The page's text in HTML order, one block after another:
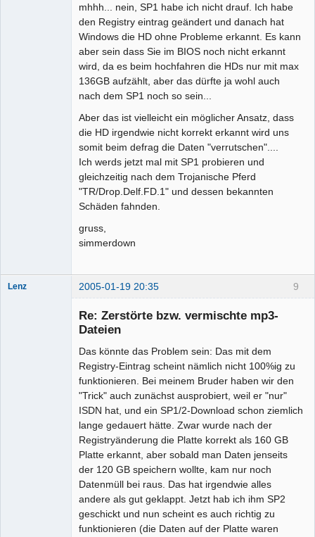
mhhh... nein, SP1 habe ich nicht drauf. Ich habe
den Registry eintrag geändert und danach hat
Windows die HD ohne Probleme erkannt. Es kann
aber sein dass Sie im BIOS noch nicht erkannt
wird, da es beim hochfahren die HDs nur mit max
136GB aufzählt, aber das dürfte ja wohl auch
nach dem SP1 noch so sein...
Aber das ist vielleicht ein möglicher Ansatz, dass
die HD irgendwie nicht korrekt erkannt wird uns
somit beim defrag die Daten "verrutschen"....
Ich werds jetzt mal mit SP1 probieren und
gleichzeitig nach dem Trojanische Pferd
"TR/Drop.Delf.FD.1" und dessen bekannten
Schäden fahnden.
gruss,
simmerdown
9
Lenz 2005-01-19 20:35
Re: Zerstörte bzw. vermischte mp3-
Dateien
Das könnte das Problem sein: Das mit dem
Registry-Eintrag scheint nämlich nicht 100%ig zu
funktionieren. Bei meinem Bruder haben wir den
"Trick" auch zunächst ausprobiert, weil er "nur"
ISDN hat, und ein SP1/2-Download schon ziemlich
lange gedauert hätte. Zwar wurde nach der
Registryänderung die Platte korrekt als 160 GB
Platte erkannt, aber sobald man Daten jenseits
der 120 GB speichern wollte, kam nur noch
Datenmüll bei raus. Das hat irgendwie alles
andere als gut geklappt. Jetzt hab ich ihm SP2
geschickt und nun scheint es auch richtig zu
funktionieren (die Daten auf der Platte waren